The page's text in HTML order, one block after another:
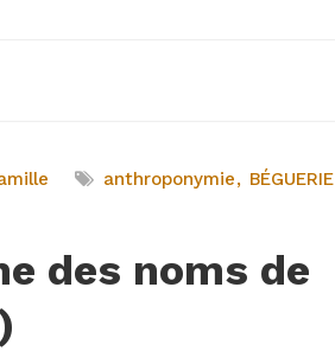
anthroponymie
BÉGUERIE
des noms de